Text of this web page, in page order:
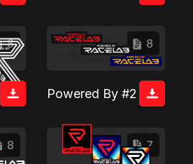
8 8
Powered By #2
8 7